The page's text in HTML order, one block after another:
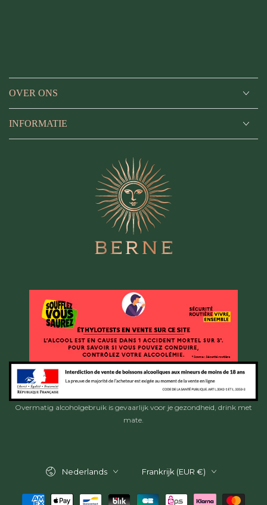
OVER ONS
INFORMATIE
Overmatig alcoholgebruik is gevaarlijk voor je gezondheid, drink met
mate.
Nederlands Frankrijk (EUR €)
Betaalmethoden